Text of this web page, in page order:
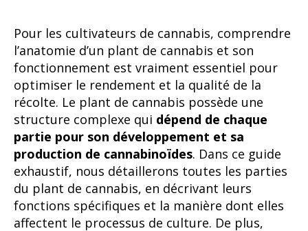
Pour les cultivateurs de cannabis, comprendre
l’anatomie d’un plant de cannabis et son
fonctionnement est vraiment essentiel pour
optimiser le rendement et la qualité de la
récolte. Le plant de cannabis possède une
structure complexe qui dépend de chaque
partie pour son développement et sa
production de cannabinoïdes. Dans ce guide
exhaustif, nous détaillerons toutes les parties
du plant de cannabis, en décrivant leurs
fonctions spécifiques et la manière dont elles
affectent le processus de culture. De plus,